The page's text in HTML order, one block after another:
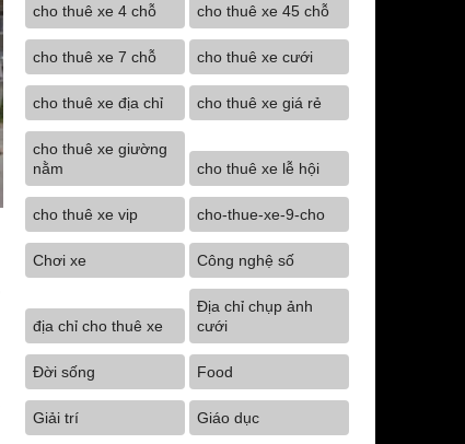
cho thuê xe 4 chỗ cho thuê xe 45 chỗ
cho thuê xe 7 chỗ cho thuê xe cưới
cho thuê xe địa chỉ cho thuê xe giá rẻ
cho thuê xe giường
nằm
cho thuê xe lễ hội
cho thuê xe vip cho-thue-xe-9-cho
Chơi xe Công nghệ số
địa chỉ cho thuê xe
Địa chỉ chụp ảnh
cưới
Đời sống Food
Giải trí Giáo dục